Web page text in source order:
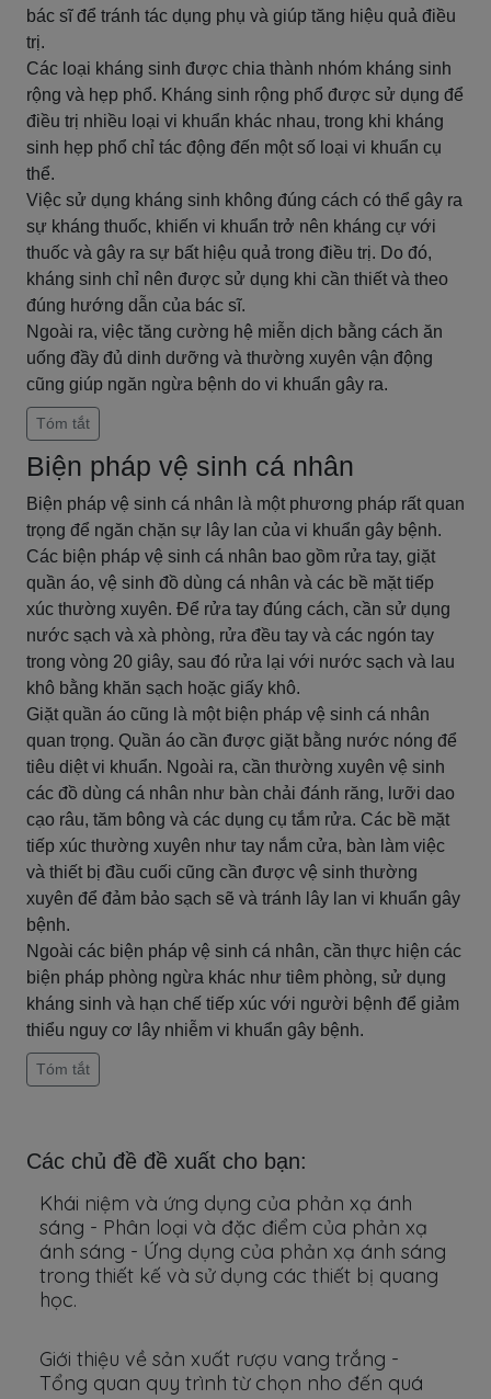
bác sĩ để tránh tác dụng phụ và giúp tăng hiệu quả điều
trị.
Các loại kháng sinh được chia thành nhóm kháng sinh
rộng và hẹp phổ. Kháng sinh rộng phổ được sử dụng để
điều trị nhiều loại vi khuẩn khác nhau, trong khi kháng
sinh hẹp phổ chỉ tác động đến một số loại vi khuẩn cụ
thể.
Việc sử dụng kháng sinh không đúng cách có thể gây ra
sự kháng thuốc, khiến vi khuẩn trở nên kháng cự với
thuốc và gây ra sự bất hiệu quả trong điều trị. Do đó,
kháng sinh chỉ nên được sử dụng khi cần thiết và theo
đúng hướng dẫn của bác sĩ.
Ngoài ra, việc tăng cường hệ miễn dịch bằng cách ăn
uống đầy đủ dinh dưỡng và thường xuyên vận động
cũng giúp ngăn ngừa bệnh do vi khuẩn gây ra.
Tóm tắt
Biện pháp vệ sinh cá nhân
Biện pháp vệ sinh cá nhân là một phương pháp rất quan
trọng để ngăn chặn sự lây lan của vi khuẩn gây bệnh.
Các biện pháp vệ sinh cá nhân bao gồm rửa tay, giặt
quần áo, vệ sinh đồ dùng cá nhân và các bề mặt tiếp
xúc thường xuyên. Để rửa tay đúng cách, cần sử dụng
nước sạch và xà phòng, rửa đều tay và các ngón tay
trong vòng 20 giây, sau đó rửa lại với nước sạch và lau
khô bằng khăn sạch hoặc giấy khô.
Giặt quần áo cũng là một biện pháp vệ sinh cá nhân
quan trọng. Quần áo cần được giặt bằng nước nóng để
tiêu diệt vi khuẩn. Ngoài ra, cần thường xuyên vệ sinh
các đồ dùng cá nhân như bàn chải đánh răng, lưỡi dao
cạo râu, tăm bông và các dụng cụ tắm rửa. Các bề mặt
tiếp xúc thường xuyên như tay nắm cửa, bàn làm việc
và thiết bị đầu cuối cũng cần được vệ sinh thường
xuyên để đảm bảo sạch sẽ và tránh lây lan vi khuẩn gây
bệnh.
Ngoài các biện pháp vệ sinh cá nhân, cần thực hiện các
biện pháp phòng ngừa khác như tiêm phòng, sử dụng
kháng sinh và hạn chế tiếp xúc với người bệnh để giảm
thiểu nguy cơ lây nhiễm vi khuẩn gây bệnh.
Tóm tắt
Các chủ đề đề xuất cho bạn:
Khái niệm và ứng dụng của phản xạ ánh
sáng - Phân loại và đặc điểm của phản xạ
ánh sáng - Ứng dụng của phản xạ ánh sáng
trong thiết kế và sử dụng các thiết bị quang
học.
Giới thiệu về sản xuất rượu vang trắng -
Tổng quan quy trình từ chọn nho đến quá